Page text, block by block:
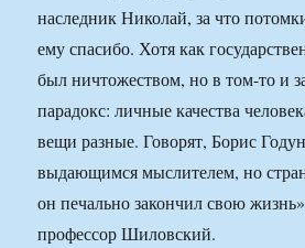
наследник Николай, за что
ему спасибо. Хотя как
был ничтожеством, но в том-то и
парадокс: личные качества
вещи разные. Говорят, Борис
выдающимся мыслителем, но
он печально закончил свою
профессор Шиловский.